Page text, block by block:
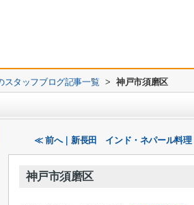
スタッフブログ記事一覧 > 神戸市須磨区
≪ 前へ｜新長田 インド・ネパール料理
神戸市須磨区